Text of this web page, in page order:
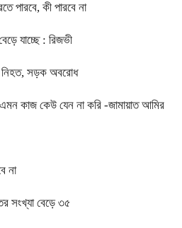
পারবে, কী পারবে না
যাচ্ছে : রিজভী
নিহত, সড়ক অবরোধ
কাজ কেউ যেন না করি -জামায়াত আমির
না
সংখ্যা বেড়ে ৩৫